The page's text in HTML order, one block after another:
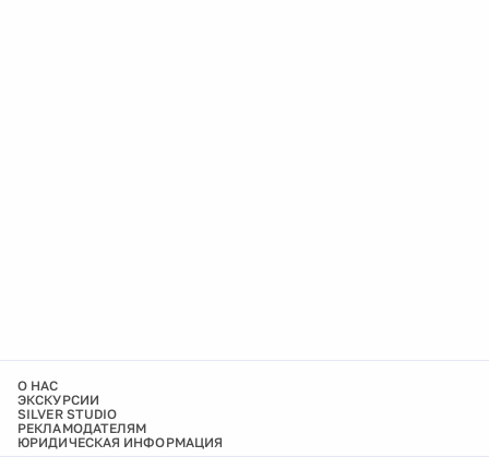
О НАС
ЭКСКУРСИИ
SILVER STUDIO
РЕКЛАМОДАТЕЛЯМ
ЮРИДИЧЕСКАЯ ИНФОРМАЦИЯ